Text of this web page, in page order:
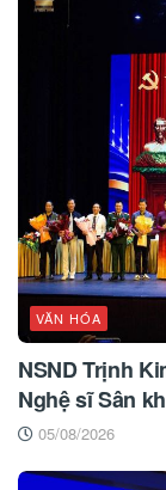
VĂN HÓA
NSND Trịnh
Nghệ sĩ Sân
05/08/2026